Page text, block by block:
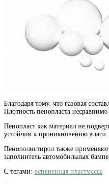
Благодаря тому, что газовая
Плотность пенопласта
Пенопласт как материал не
устойчив к проникновению влаги.
Пенополистирол также применяют
заполнитель автомобильных
С тегами: вспененная пластмасса